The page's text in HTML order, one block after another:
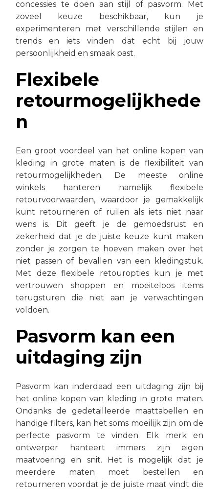
concessies te doen aan stijl of pasvorm. Met
zoveel keuze beschikbaar, kun je
experimenteren met verschillende stijlen en
trends en iets vinden dat echt bij jouw
persoonlijkheid en smaak past.
Flexibele
retourmogelijkhede
n
Een groot voordeel van het online kopen van
kleding in grote maten is de flexibiliteit van
retourmogelijkheden. De meeste online
winkels hanteren namelijk flexibele
retourvoorwaarden, waardoor je gemakkelijk
kunt retourneren of ruilen als iets niet naar
wens is. Dit geeft je de gemoedsrust en
zekerheid dat je de juiste keuze kunt maken
zonder je zorgen te hoeven maken over het
niet passen of bevallen van een kledingstuk.
Met deze flexibele retouropties kun je met
vertrouwen shoppen en moeiteloos items
terugsturen die niet aan je verwachtingen
voldoen.
Pasvorm kan een
uitdaging zijn
Pasvorm kan inderdaad een uitdaging zijn bij
het online kopen van kleding in grote maten.
Ondanks de gedetailleerde maattabellen en
handige filters, kan het soms moeilijk zijn om de
perfecte pasvorm te vinden. Elk merk en
ontwerper hanteert immers zijn eigen
maatvoering en snit. Het is mogelijk dat je
meerdere maten moet bestellen en
retourneren voordat je de juiste maat vindt die